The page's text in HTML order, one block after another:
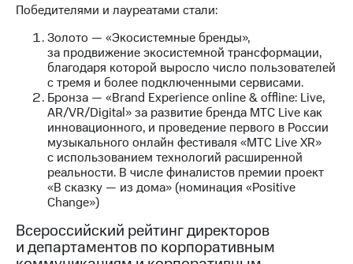
секретарь
Раскрытие
информации
Информация
акционерам
Документы
ПАО
"МТС"
Собрания
акционеров
Личный
кабинет
акционера
Акционерный
капитал
Контроль
и
Победителями и лауреатами стали:
Золото — «Экосистемные бренды»,
за продвижение экосистемной трансформации,
благодаря которой выросло число пользователей
с тремя и более подключенными сервисами.
Бронза — «Brand Experience online & offline: Live,
AR/VR/Digital» за развитие бренда МТС Live как
инновационного, и проведение первого в России
музыкального онлайн фестиваля «МТС Live XR»
с использованием технологий расширенной
реальности. В числе финалистов премии проект
«В сказку — из дома» (номинация «Positive
Change»)
Всероссийский рейтинг директоров
и департаментов по корпоративным